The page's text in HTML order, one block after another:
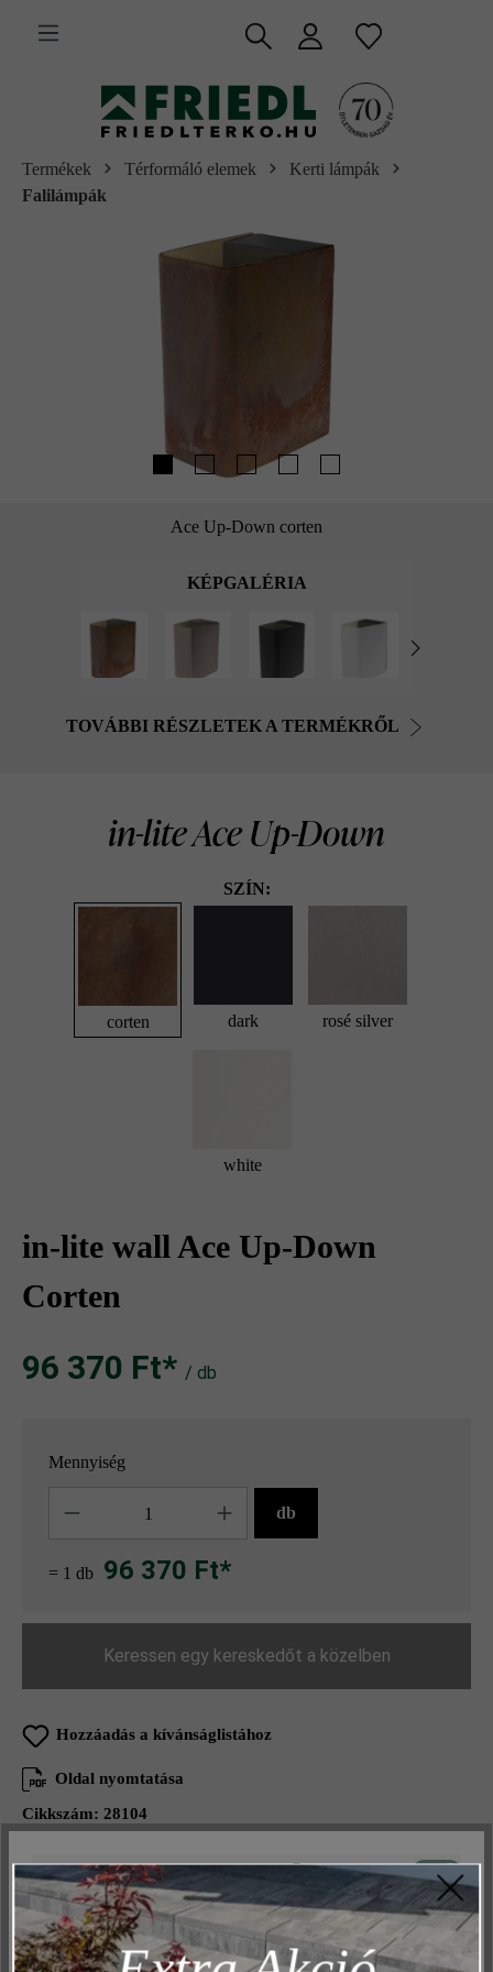
tartalomra
Termékek Térformáló elemek
Kerti lámpák
Falilámpák
Ace Up-Down corten
KÉPGALÉRIA
TOVÁBBI RÉSZLETEK A TERMÉKRŐL
in-lite Ace Up-Down
SZÍN:
corten dark rosé silver
white
in-lite wall Ace Up-Down
Corten
96 370 Ft‎‎‎* / db
Mennyiség
db
= 1 db 96 370 Ft*
Keressen egy kereskedőt a közelben
Hozzáadás a kívánságlistához
Oldal nyomtatása
Cikkszám: 28104
Termékleírás
Műszakilag és működéshez szükséges Aktív
Marketing Inaktív
Elemzés Inaktív